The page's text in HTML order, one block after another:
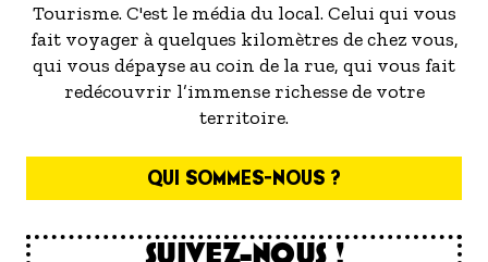
Tourisme. C'est le média du local. Celui qui vous
fait voyager à quelques kilomètres de chez vous,
qui vous dépayse au coin de la rue, qui vous fait
redécouvrir l’immense richesse de votre
territoire.
QUI SOMMES-NOUS ?